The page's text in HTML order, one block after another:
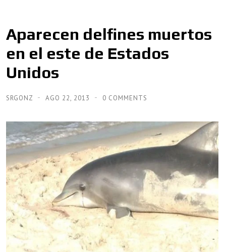
Aparecen delfines muertos
en el este de Estados
Unidos
SRGONZ AGO 22, 2013 0 COMMENTS